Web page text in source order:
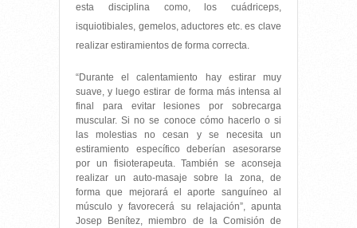
esta disciplina como, los cuádriceps,
isquiotibiales, gemelos, aductores etc. es clave
realizar estiramientos de forma correcta.
“Durante el calentamiento hay estirar muy
suave, y luego estirar de forma más intensa al
final para evitar lesiones por sobrecarga
muscular. Si no se conoce cómo hacerlo o si
las molestias no cesan y se necesita un
estiramiento específico deberían asesorarse
por un fisioterapeuta. También se aconseja
realizar un auto-masaje sobre la zona, de
forma que mejorará el aporte sanguíneo al
músculo y favorecerá su relajación”, apunta
Josep Benítez, miembro de la Comisión de